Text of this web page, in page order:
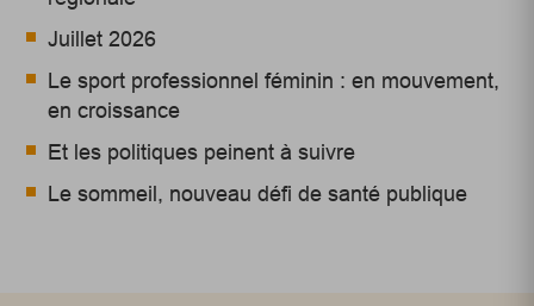
Juillet 2026
Le sport professionnel féminin : en mouvement,
en croissance
Et les politiques peinent à suivre
Le sommeil, nouveau défi de santé publique